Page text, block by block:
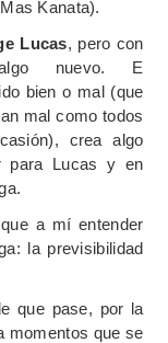
Kanata).
Lucas, pero con
nuevo. E
bien o mal (que
mal como todos
crea algo
para Lucas y en
a mí entender
la previsibilidad
que pase, por la
momentos que se